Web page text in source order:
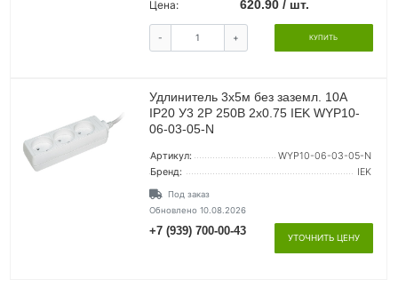
Цена: 620.90 / шт.
- + КУПИТЬ
Удлинитель 3х5м без заземл. 10А
IP20 У3 2P 250В 2х0.75 IEK WYP10-
06-03-05-N
Артикул:
WYP10-06-03-05-N
Бренд:
IEK
Под заказ
Обновлено 10.08.2026
+7 (939) 700-00-43
УТОЧНИТЬ ЦЕНУ